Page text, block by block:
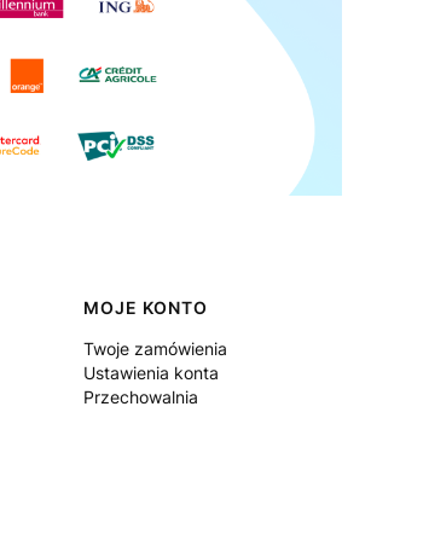
MOJE KONTO
Twoje zamówienia
Ustawienia konta
Przechowalnia